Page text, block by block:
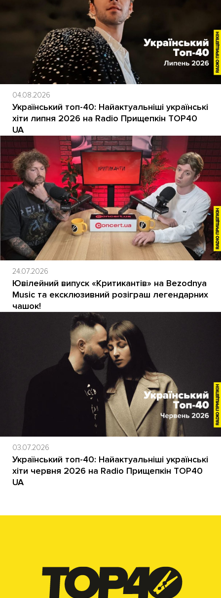
04.08.2026
Український топ-40: Найактуальніші українські
хіти липня 2026 на Radio Прищепкін TOP40
UA
24.07.2026
Ювілейний випуск «Критикантів» на Bezodnya
Music та ексклюзивний розіграш легендарних
чашок!
03.07.2026
Український топ-40: Найактуальніші українські
хіти червня 2026 на Radio Прищепкін TOP40
UA